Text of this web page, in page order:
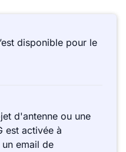
disponible pour le
d'antenne ou une
est activée à
email de